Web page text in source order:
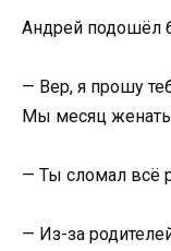
Андрей подошёл
— Вер, я прошу
Мы месяц
— Ты сломал всё
— Из-за